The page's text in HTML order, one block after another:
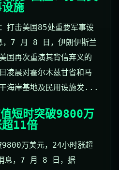
施
打击美国85处重要军事设
7 月 8 日，伊朗伊斯兰
国再次重演其背信弃义的
凌晨对霍尔木兹甘省和马
海岸基地及民用设施发...
短时突破9800万
11倍
9800万美元，24小时涨超
，7 月 8 日，据